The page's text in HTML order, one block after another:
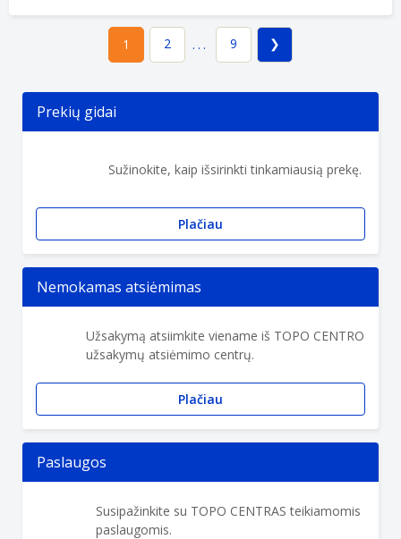
1 2 ... 9
Prekių gidai
Sužinokite, kaip išsirinkti tinkamiausią prekę.
Plačiau
Nemokamas atsiėmimas
Užsakymą atsiimkite viename iš TOPO CENTRO
užsakymų atsiėmimo centrų.
Plačiau
Paslaugos
Susipažinkite su TOPO CENTRAS teikiamomis
paslaugomis.